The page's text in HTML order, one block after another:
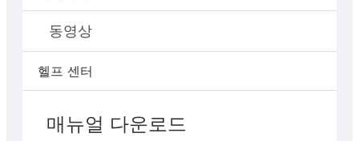
동영상
헬프 센터
매뉴얼 다운로드